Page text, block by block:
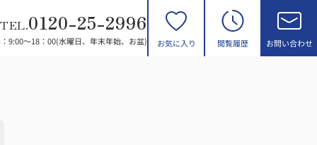
TEL.0120-25-2996
9:00～18：00(水曜日、年末年始、お盆) お気に入り 閲覧履歴 お問い合わせ